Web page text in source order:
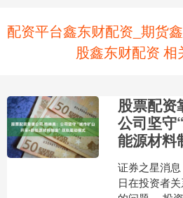
配资平台鑫东财配资_期货
股鑫东财配资 相
股票配资
公司坚守
能源材料
证券之星消
日在投资者